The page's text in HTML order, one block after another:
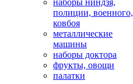
наборы ниндзя,
полиции, военного,
ковбоя
металлические
машины
наборы доктора
фрукты, овощи
палатки